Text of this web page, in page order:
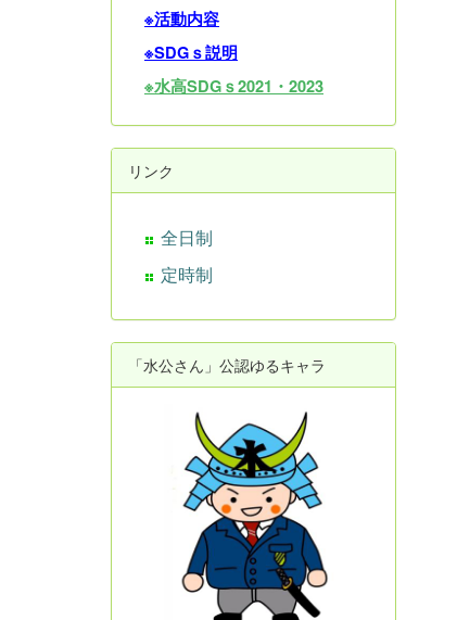
※活動内容
※SDGｓ説明
※水高SDGｓ2021・2023
リンク
全日制
定時制
「水公さん」公認ゆるキャラ